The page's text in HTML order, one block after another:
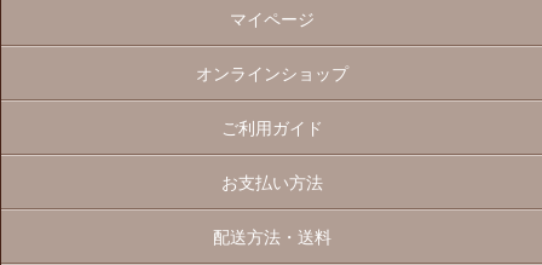
マイページ
オンラインショップ
ご利用ガイド
お支払い方法
配送方法・送料